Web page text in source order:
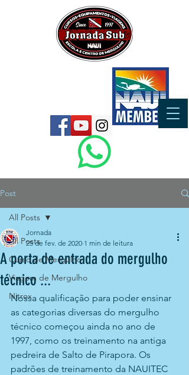
Post
All Posts
Curso de Mergulho
Viagem de Mergulho
Nitrox
All Posts
A porta de entrada do mergulho
técnico ...
Jornada
25 de fev. de 2020 1 min de leitura
Nossa qualificação para poder ensinar
as categorias diversas do mergulho
técnico começou ainda no ano de
1997, como os treinamento na antiga
pedreira de Salto de Pirapora. Os
padrões de treinamento da NAUITEC